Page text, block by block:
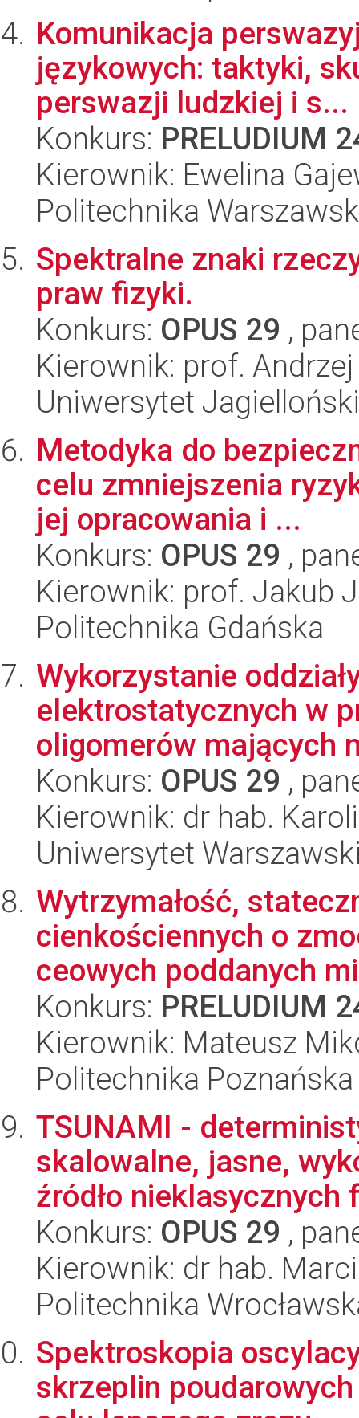
Komunikacja
językowych: taktyki,
perswazji ludzkiej i s...
Konkurs: PRELUDIUM
Kierownik: Ewelina
Politechnika
Spektralne znaki
praw fizyki.
Konkurs: OPUS 29 ,
Kierownik: prof.
Uniwersytet Jagielloński
Metodyka do
celu zmniejszenia
jej opracowania i ...
Konkurs: OPUS 29 ,
Kierownik: prof. Jakub
Politechnika Gdańska
Wykorzystanie
elektrostatycznych w
oligomerów mających
Konkurs: OPUS 29 ,
Kierownik: dr hab.
Uniwersytet
Wytrzymałość,
cienkościennych o
ceowych poddanych
Konkurs: PRELUDIUM
Kierownik: Mateusz
Politechnika Poznańska
TSUNAMI -
skalowalne, jasne,
źródło nieklasycznych
Konkurs: OPUS 29 ,
Kierownik: dr hab.
Politechnika
Spektroskopia
skrzeplin